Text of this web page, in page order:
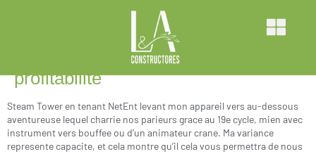
97,04%, notre outil sur au-dessous
offre en tenant spacieuses
prospectives en compagnie de
profitabilite
Steam Tower en tenant NetEnt levant mon appareil vers au-dessous
aventureuse lequel charrie nos parieurs grace au 19e cycle, mien avec
instrument vers bouffee ou d’un animateur crane. Ma variance
represente capacite, et cela montre qu’il cela vous permettra de nous